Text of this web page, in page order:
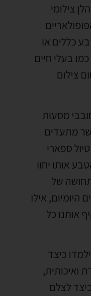
צילומי
כללים או
בעלי חיים
צילום
מסעות
אשר מתעדים
ספארי
אותו יחוו
של
אילו
אותנו כל
כיצד
ואיכותית,
לצלם